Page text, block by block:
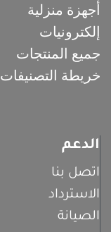
أجهزة منزلية
إلكترونيات
جميع المنتجات
خريطة التصنيفات
الدعم
اتصل بنا
الاسترداد
الصيانة